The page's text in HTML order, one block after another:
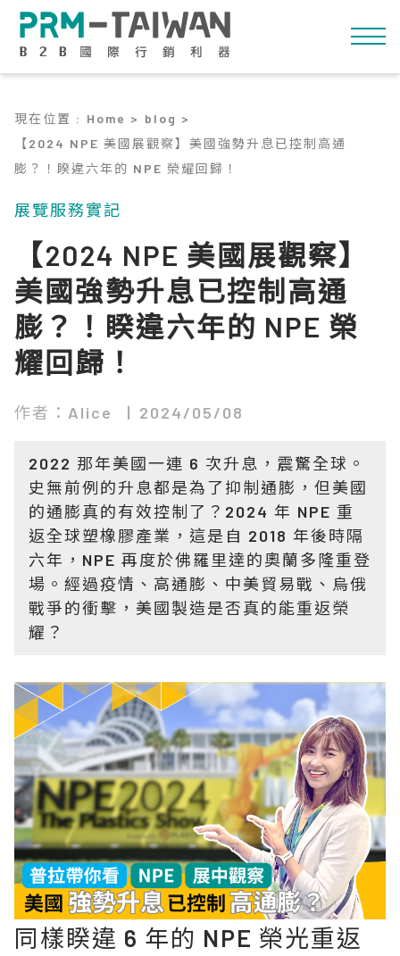
現在位置 : Home > blog >
【2024 NPE 美國展觀察】美國強勢升息已控制高通
膨？！睽違六年的 NPE 榮耀回歸！
展覽服務實記
【2024 NPE 美國展觀察】
美國強勢升息已控制高通
膨？！睽違六年的 NPE 榮
耀回歸！
作者：Alice 2024/05/08
2022 那年美國一連 6 次升息，震驚全球。
史無前例的升息都是為了抑制通膨，但美國
的通膨真的有效控制了？2024 年 NPE 重
返全球塑橡膠產業，這是自 2018 年後時隔
六年，NPE 再度於佛羅里達的奧蘭多隆重登
場。經過疫情、高通膨、中美貿易戰、烏俄
戰爭的衝擊，美國製造是否真的能重返榮
耀？
同樣睽違 6 年的 NPE 榮光重返